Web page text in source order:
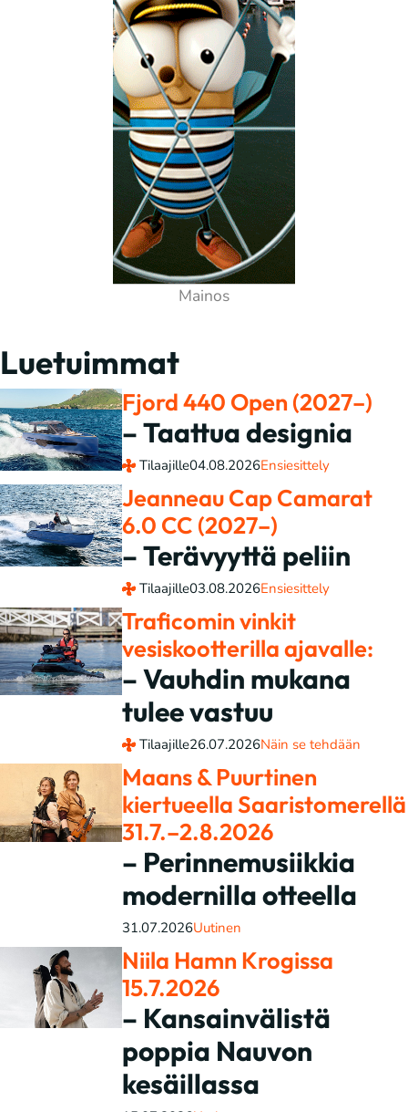
Luetuimmat
Fjord 440 Open (2027–)
– Taattua designia
Tilaajille04.08.2026Ensiesittely
Jeanneau Cap Camarat
6.0 CC (2027–)
– Terävyyttä peliin
Tilaajille03.08.2026Ensiesittely
Traficomin vinkit
vesiskootterilla ajavalle:
– Vauhdin mukana
tulee vastuu
Tilaajille26.07.2026Näin se tehdään
Maans & Puurtinen
kiertueella Saaristomerellä
31.7.–2.8.2026
– Perinnemusiikkia
modernilla otteella
31.07.2026Uutinen
Niila Hamn Krogissa
15.7.2026
– Kansainvälistä
poppia Nauvon
kesäillassa